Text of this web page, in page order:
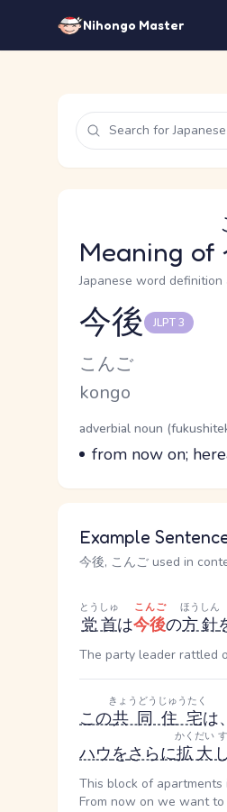
Nihongo Master
Meaning of
Japanese word definition
Reading and JLPT level
今後 JLPT 3
Kana Reading
こんご
Romaji
kongo
Word Senses
Parts of speech
adverbial noun
Meaning
from now on;
Example
今後, こんご used in
党首
とうしゅ
は今後
こんご
の方針
ほうしん
The party leader rattled
この共同住宅
きょうどうじゅうたく
は、
ハウをさらに拡大
かくだい
This block of
From now on we want